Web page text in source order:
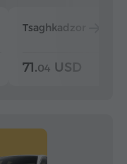
Tsaghkadzor
71.04 USD